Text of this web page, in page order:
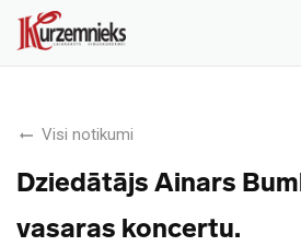
Visi notikumi
Dziedātājs Ainars
vasaras koncertu.